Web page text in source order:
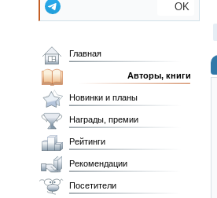
OK
Главная
Авторы, книги
Новинки и планы
Награды, премии
Рейтинги
Рекомендации
Посетители